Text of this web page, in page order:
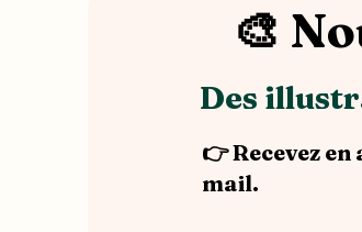
🎨
Des
👉 Recevez
mail.